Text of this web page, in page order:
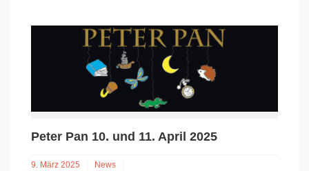
Peter Pan 10. und 11. April 2025
9. März 2025 News